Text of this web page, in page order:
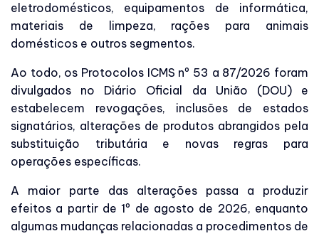
eletrodomésticos, equipamentos de informática,
materiais de limpeza, rações para animais
domésticos e outros segmentos.
Ao todo, os Protocolos ICMS nº 53 a 87/2026 foram
divulgados no Diário Oficial da União (DOU) e
estabelecem revogações, inclusões de estados
signatários, alterações de produtos abrangidos pela
substituição tributária e novas regras para
operações específicas.
A maior parte das alterações passa a produzir
efeitos a partir de 1º de agosto de 2026, enquanto
algumas mudanças relacionadas a procedimentos de